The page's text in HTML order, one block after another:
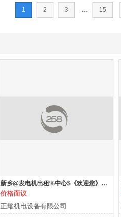
1 2 3 ... 15
新乡@发电机出租%中心$《欢迎您》15265258052
价格面议
正耀机电设备有限公司